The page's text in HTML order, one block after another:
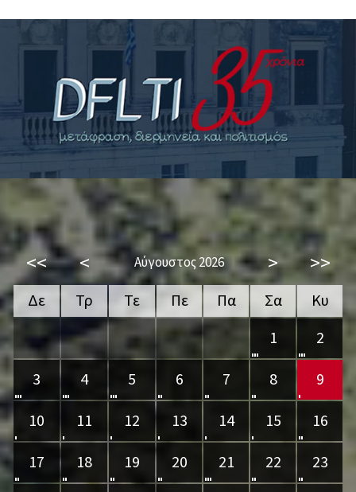
<< < Αύγουστος 2026 > >>
Δε Τρ Τε Πε Πα Σα
Κυ
1
2
3
4 5 6 7 8
9
10
11 12 13 14 15
16
17
18 19 20 21 22
23